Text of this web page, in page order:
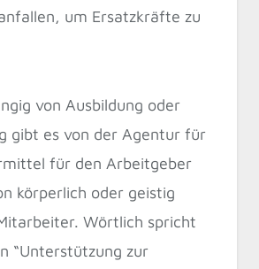
um Ersatzkräfte zu
von Ausbildung oder
gibt es von der Agentur für
für den Arbeitgeber
körperlich oder geistig
Wörtlich spricht
“Unterstützung zur